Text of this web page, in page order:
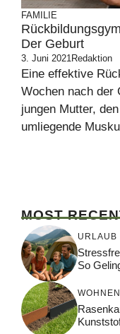
FAMILIE
Der Geburt
3. Juni 2021Redaktion
Eine effektive
Wochen nach der
jungen Mutter,
umliegende
MOST
URLAUB
So
WOHNEN